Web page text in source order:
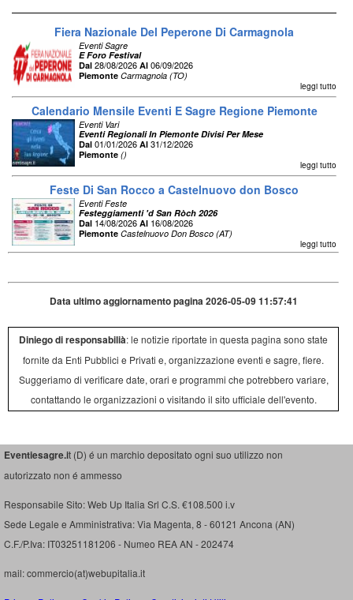
Fiera Nazionale Del Peperone Di Carmagnola
Eventi Sagre
E Foro Festival
Dal 28/08/2026 Al 06/09/2026
Piemonte Carmagnola (TO)
leggi tutto
Calendario Mensile Eventi E Sagre Regione Piemonte
Eventi Vari
Eventi Regionali In Piemonte Divisi Per Mese
Dal 01/01/2026 Al 31/12/2026
Piemonte ()
leggi tutto
Feste Di San Rocco a Castelnuovo don Bosco
Eventi Feste
Festeggiamenti 'd San Ròch 2026
Dal 14/08/2026 Al 16/08/2026
Piemonte Castelnuovo Don Bosco (AT)
leggi tutto
Data ultimo aggiornamento pagina 2026-05-09 11:57:41
Diniego di responsabilià: le notizie riportate in questa pagina sono state
fornite da Enti Pubblici e Privati e, organizzazione eventi e sagre, fiere.
Suggeriamo di verificare date, orari e programmi che potrebbero variare,
contattando le organizzazioni o visitando il sito ufficiale dell'evento.
Eventiesagre.it (D) é un marchio depositato ogni suo utilizzo non
autorizzato non é ammesso
Responsabile Sito: Web Up Italia Srl C.S. €108.500 i.v
Sede Legale e Amministrativa: Via Magenta, 8 - 60121 Ancona (AN)
C.F./P.Iva: IT03251181206 - Numeo REA AN - 202474
mail: commercio(at)webupitalia.it